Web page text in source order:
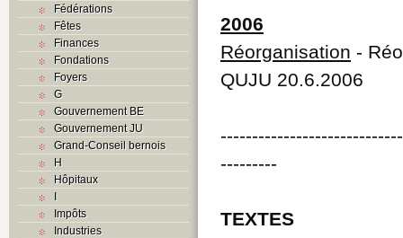
Fédérations
Fêtes
Finances
Fondations
Foyers
G
Gouvernement BE
Gouvernement JU
Grand-Conseil bernois
H
Hôpitaux
I
Impôts
Industries
2006
Réorganisation -
QUJU 20.6.2006
---------
TEXTES